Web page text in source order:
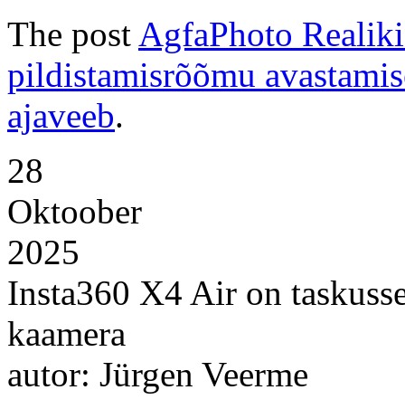
The post AgfaPhoto
pildistamisrõõmu
ajaveeb.
28
Oktoober
2025
Insta360 X4 Air on
kaamera
autor: Jürgen Veerme